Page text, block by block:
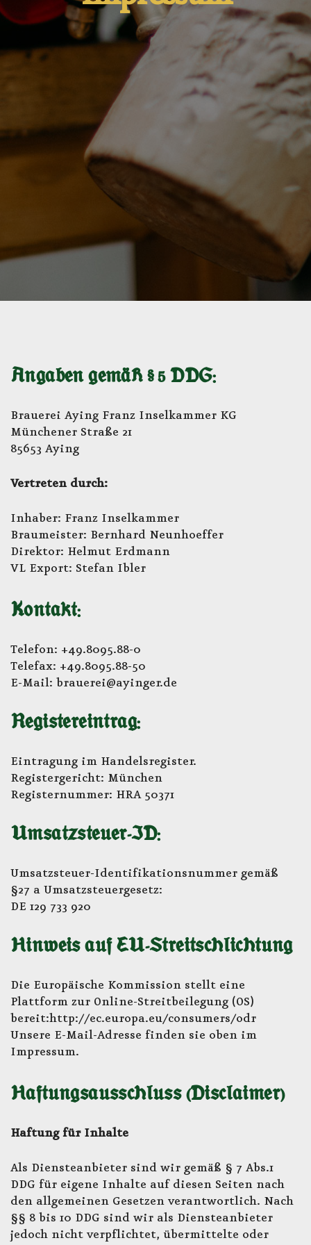
Angaben gemäß § 5 DDG:
Brauerei Aying Franz Inselkammer KG
Münchener Straße 21
85653 Aying
Vertreten durch:
Inhaber: Franz Inselkammer
Braumeister: Bernhard Neunhoeffer
Direktor: Helmut Erdmann
VL Export: Stefan Ibler
Kontakt:
Telefon: +49.8095.88-0
Telefax: +49.8095.88-50
E-Mail: brauerei@ayinger.de
Registereintrag:
Eintragung im Handelsregister.
Registergericht: München
Registernummer: HRA 50371
Umsatzsteuer-ID:
Umsatzsteuer-Identifikationsnummer gemäß
§27 a Umsatzsteuergesetz:
DE 129 733 920
Hinweis auf EU-Streitschlichtung
Die Europäische Kommission stellt eine
Plattform zur Online-Streitbeilegung (OS)
bereit:http://ec.europa.eu/consumers/odr
Unsere E-Mail-Adresse finden sie oben im
Impressum.
Haftungsausschluss (Disclaimer)
Haftung für Inhalte
Als Diensteanbieter sind wir gemäß § 7 Abs.1
DDG für eigene Inhalte auf diesen Seiten nach
den allgemeinen Gesetzen verantwortlich. Nach
§§ 8 bis 10 DDG sind wir als Diensteanbieter
jedoch nicht verpflichtet, übermittelte oder